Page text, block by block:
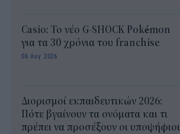
Casio: Το νέο G-SHOCK Pokémon
για τα 30 χρόνια του franchise
06 Αυγ 2026
Διορισμοί εκπαιδευτικών 2026:
Πότε βγαίνουν τα ονόματα και τι
πρέπει να προσέξουν οι υποψήφιοι